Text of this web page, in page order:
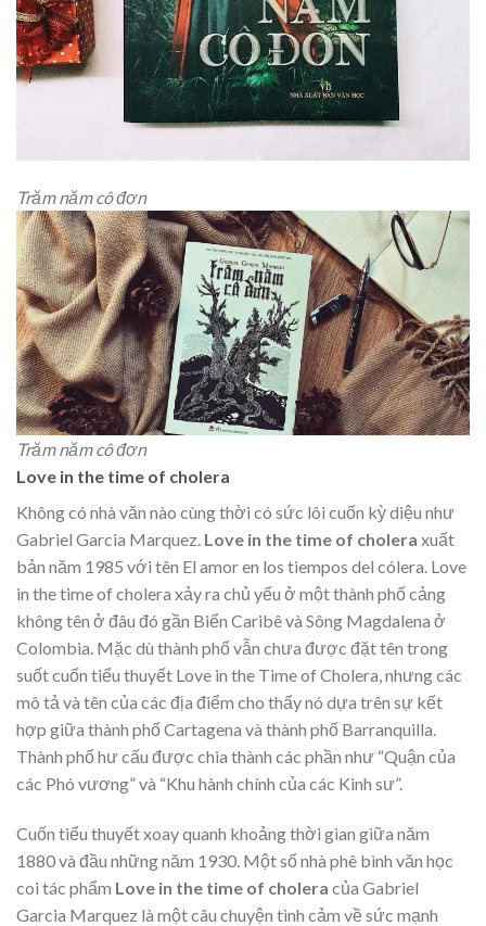
Trăm năm cô đơn
Trăm năm cô đơn
Love in the time of cholera
Không có nhà văn nào cùng thời có sức lôi cuốn kỳ diệu như
Gabriel Garcia Marquez. Love in the time of cholera xuất
bản năm 1985 với tên El amor en los tiempos del cólera. Love
in the time of cholera xảy ra chủ yếu ở một thành phố cảng
không tên ở đâu đó gần Biển Caribê và Sông Magdalena ở
Colombia. Mặc dù thành phố vẫn chưa được đặt tên trong
suốt cuốn tiểu thuyết Love in the Time of Cholera, nhưng các
mô tả và tên của các địa điểm cho thấy nó dựa trên sự kết
hợp giữa thành phố Cartagena và thành phố Barranquilla.
Thành phố hư cấu được chia thành các phần như “Quận của
các Phó vương” và “Khu hành chính của các Kinh sư”.
Cuốn tiểu thuyết xoay quanh khoảng thời gian giữa năm
1880 và đầu những năm 1930. Một số nhà phê bình văn học
coi tác phẩm Love in the time of cholera của Gabriel
Garcia Marquez là một câu chuyện tình cảm về sức mạnh